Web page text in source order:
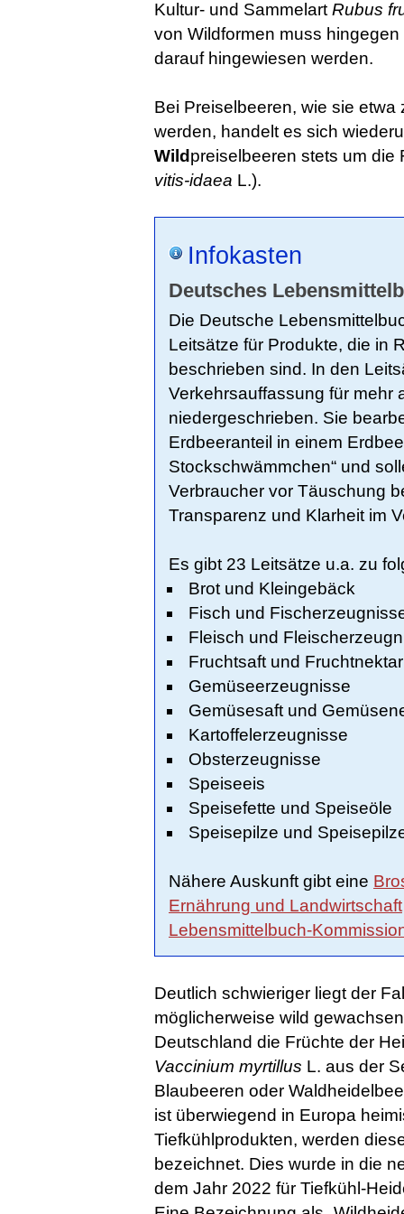
Kultur- und Sammelart Rubus
von Wildformen muss
darauf hingewiesen werden.
Bei Preiselbeeren, wie sie
werden, handelt es sich
Wild preiselbeeren stets um die
vitis-idaea L.).
Infokasten
Deutsches
Die Deutsche
Leitsätze für Produkte, die in
beschrieben sind. In den
Verkehrsauffassung für mehr
niedergeschrieben. Sie
Erdbeeranteil in einem
Stockschwämmchen“ und
Verbraucher vor Täuschung
Transparenz und Klarheit im
Es gibt 23 Leitsätze u.a. zu
Brot und Kleingebäck
Fisch und
Fleisch und
Fruchtsaft und Fruchtnektar
Gemüseerzeugnisse
Gemüsesaft und
Kartoffelerzeugnisse
Obsterzeugnisse
Speiseeis
Speisefette und Speiseöle
Speisepilze und
Nähere Auskunft gibt eine
Ernährung und Landwirtschaft
Lebensmittelbuch-
Deutlich schwieriger liegt der
möglicherweise wild
Deutschland die Früchte der
Vaccinium myrtillus L. aus der
Blaubeeren oder
ist überwiegend in Europa
Tiefkühlprodukten, werden
bezeichnet. Dies wurde in die
dem Jahr 2022 für Tiefkühl-